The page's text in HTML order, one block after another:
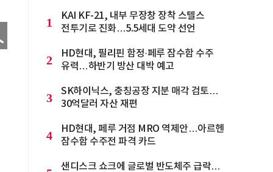
1
KAI KF-21, 내부 무장창 장착 스텔스
전투기로 진화…5.5세대 도약 선언
2
HD현대, 필리핀 함정·페루 잠수함 수주
유력…하반기 방산 대박 예고
3
SK하이닉스, 충칭공장 지분 매각 검토…
30억달러 자산 재편
4
HD현대, 페루 거점 MRO 역제안…아르헨
잠수함 수주전 파격 카드
샌디스크 쇼크에 글로벌 반도체주 급락…